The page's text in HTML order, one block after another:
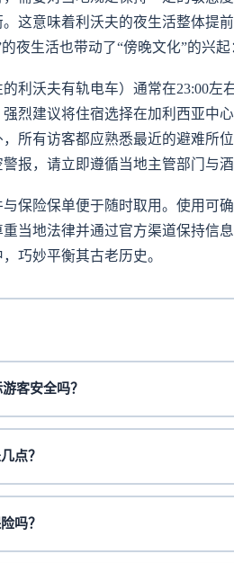
这意味着利沃夫的夜生活整体提
夜生活也带动了“傍晚文化”的兴
利沃夫有轨电车）通常在23:00
烈建议将住宿选择在加利西亚中
所有访客都应熟悉最近的避难所
报，请立即遵循当地主管部门与
保险保单便于随时取用。使用可
重当地法律并通过官方渠道保持
巧妙平衡其古老历史。
客安全吗？
点？
吗？